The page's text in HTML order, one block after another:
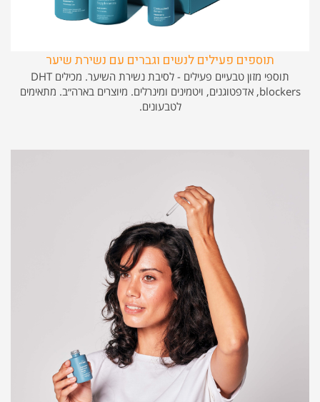
תוספים פעילים לנשים וגברים עם נשירת שיער
תוספי מזון טבעיים פעילים - לסיבת נשירת השיער. מכילים DHT
blockers, אדפטוגנים, ויטמינים ומינרלים. מיוצרים בארה״ב. מתאימים
לטבעונים.